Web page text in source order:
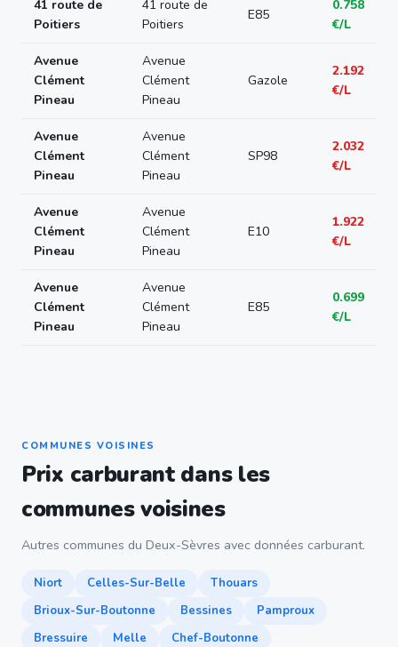
41 route de
Poitiers
41 route de
Poitiers
E85
0.758
€/L
Avenue
Clément
Pineau
Avenue
Clément
Pineau
Gazole
2.192
€/L
Avenue
Clément
Pineau
Avenue
Clément
Pineau
SP98
2.032
€/L
Avenue
Clément
Pineau
Avenue
Clément
Pineau
E10
1.922
€/L
Avenue
Clément
Pineau
Avenue
Clément
Pineau
E85
0.699
€/L
COMMUNES VOISINES
Prix carburant dans les
communes voisines
Autres communes du Deux-Sèvres avec données carburant.
Niort Celles-Sur-Belle
Thouars
Brioux-Sur-Boutonne
Bessines
Pamproux
Bressuire
Melle
Chef-Boutonne